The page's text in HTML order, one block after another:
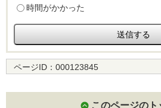
時間がかかった
ページID： 000123845
このページのト